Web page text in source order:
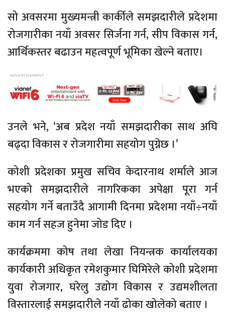
सो अवसरमा मुख्यमन्त्री कार्कीले समझदारीले प्रदेशमा
रोजगारीका नयाँ अवसर सिर्जना गर्न, सीप विकास गर्न,
आर्थिकस्तर बढाउन महत्वपूर्ण भूमिका खेल्ने बताए।
उनले भने, ‘अब प्रदेश नयाँ समझदारीका साथ अघि
बढ्दा विकास र रोजगारीमा सहयोग पुग्नेछ ।’
कोशी प्रदेशका प्रमुख सचिव केदारनाथ शर्माले आज
भएको समझदारीले नागरिकका अपेक्षा पूरा गर्न
सहयोग गर्ने बताउँदै आगामी दिनमा प्रदेशमानयाँ÷नयाँ
काम गर्न सहज हुनेमा जोड दिए ।
कार्यक्रममा कोष तथा लेखा नियन्त्रक कार्यालयका
कार्यकारी अधिकृत रमेशकुमार घिमिरेले कोशी प्रदेशमा
युवा रोजगार, घरेलु उद्योग विकास र उद्यमशीलता
विस्तारलाई समझदारीले नयाँ ढोका खोलेको बताए ।